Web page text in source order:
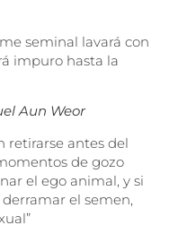
seminal lavará con
impuro hasta la
Aun Weor
retirarse antes del
de gozo
el ego animal, y si
el semen,